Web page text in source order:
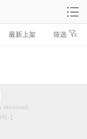
最新上架 筛选
reserved.
-1